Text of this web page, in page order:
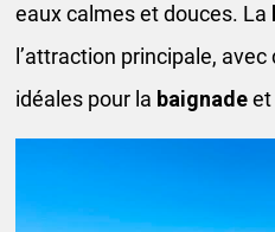
eaux calmes et douces. La
l’attraction principale,
idéales pour la baignadeet